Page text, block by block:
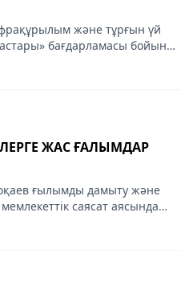
және тұрғын үй
бағдарламасы бойынша
ЖАС ҒАЛЫМДАР
ғылымды дамыту және
саясат аясында
ғалымға пәтер кілтін